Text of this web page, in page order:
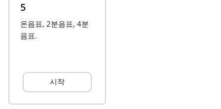
5
온음표, 2분음표, 4분
음표.
시작